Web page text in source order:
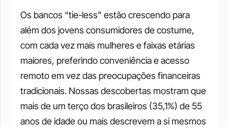
Os bancos “tie-less” estão crescendo para
além dos jovens consumidores de costume,
com cada vez mais mulheres e faixas etárias
maiores, preferindo conveniência e acesso
remoto em vez das preocupações financeiras
tradicionais. Nossas descobertas mostram que
mais de um terço dos brasileiros (35,1%) de 55
anos de idade ou mais descrevem a si mesmos